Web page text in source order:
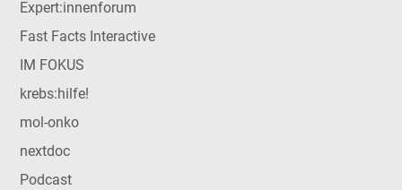
Expert:innenforum
Fast Facts Interactive
IM FOKUS
krebs:hilfe!
mol-onko
nextdoc
Podcast